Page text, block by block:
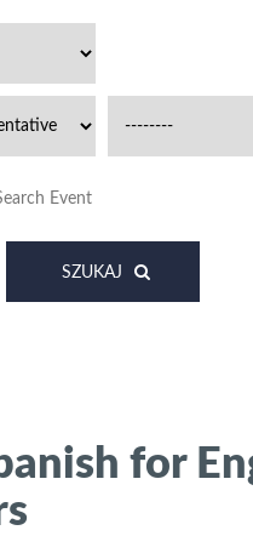
SZUKAJ
for